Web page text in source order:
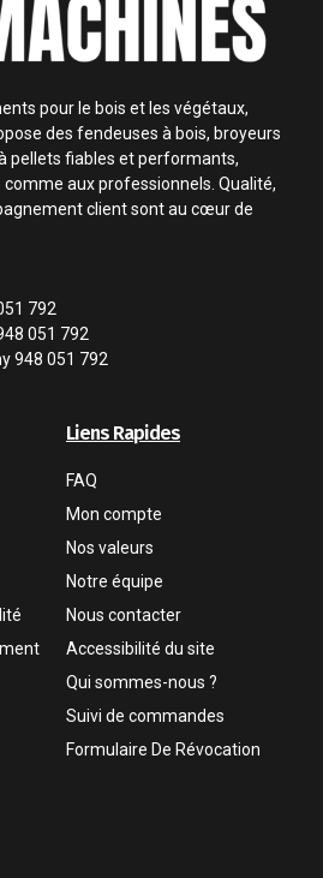
pour le bois et les végétaux,
des fendeuses à bois, broyeurs
pellets fiables et performants,
aux professionnels. Qualité,
client sont au cœur de
792
051 792
948 051 792
Liens Rapides
FAQ
Mon compte
Nos valeurs
Notre équipe
Nous contacter
Accessibilité du site
Qui sommes-nous ?
Suivi de commandes
Formulaire De Révocation